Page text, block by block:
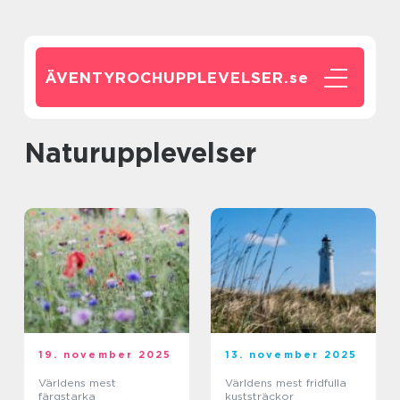
ÄVENTYROCHUPPLEVELSER.se
Naturupplevelser
19. november 2025
Världens mest
färgstarka
13. november 2025
Världens mest fridfulla
kuststräckor